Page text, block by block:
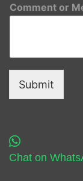
Comment or
Submit
Chat on